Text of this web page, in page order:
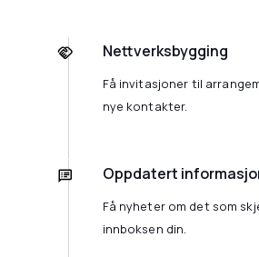
Nettverksbygging
Få invitasjoner til
nye kontakter.
Oppdatert
Få nyheter om det som
innboksen din.